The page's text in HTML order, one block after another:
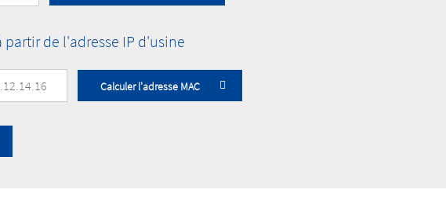
partir de l'adresse IP d'usine
Calculer l'adresse MAC